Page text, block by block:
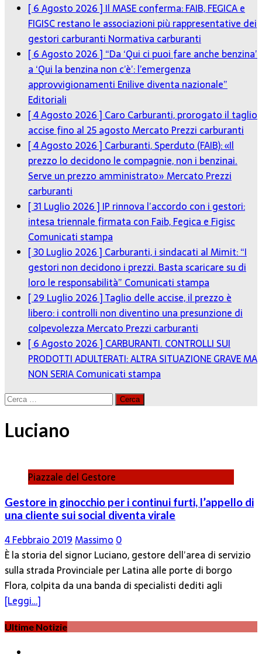
[ 6 Agosto 2026 ] Il MASE conferma: FAIB, FEGICA e
FIGISC restano le associazioni più rappresentative dei
gestori carburanti Normativa carburanti
[ 6 Agosto 2026 ] “Da ‘Qui ci puoi fare anche benzina’
a ‘Qui la benzina non c’è’: l’emergenza
approvvigionamenti Enilive diventa nazionale”
Editoriali
[ 4 Agosto 2026 ] Caro Carburanti, prorogato il taglio
accise fino al 25 agostoMercato Prezzi carburanti
[ 4 Agosto 2026 ] Carburanti, Sperduto (FAIB): «Il
prezzo lo decidono le compagnie, non i benzinai.
Serve un prezzo amministrato»Mercato Prezzi
carburanti
[ 31 Luglio 2026 ] IP rinnova l’accordo con i gestori:
intesa triennale firmata con Faib, Fegica e Figisc
Comunicati stampa
[ 30 Luglio 2026 ] Carburanti, i sindacati al Mimit: “I
gestori non decidono i prezzi. Basta scaricare su di
loro le responsabilità” Comunicati stampa
[ 29 Luglio 2026 ]Taglio delle accise, il prezzo è
libero: i controlli non diventino una presunzione di
colpevolezzaMercato Prezzi carburanti
[ 6 Agosto 2026 ] CARBURANTI. CONTROLLI SUI
PRODOTTI ADULTERATI: ALTRA SITUAZIONE GRAVE MA
NON SERIAComunicati stampa
Ricerca
Luciano
Piazzale del Gestore
Gestore in ginocchio per i continui furti, l’appello di
una cliente sui social diventa virale
4 Febbraio 2019Massimo0
È la storia del signor Luciano, gestore dell’area di servizio
sulla strada Provinciale per Latina alle porte di borgo
Flora, colpita da una banda di specialisti dediti agli
[Leggi…]
Ultime Notizie